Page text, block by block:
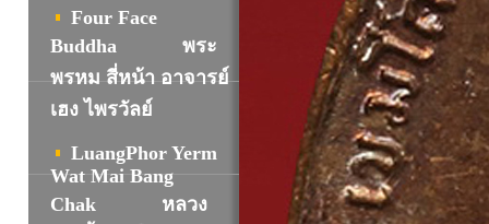
Four Face
Buddha
พระ
พรหม สี่หน้า อาจารย์
เฮง ไพรวัลย์
LuangPhor Yerm
Wat Mai Bang
Chak
หลวง